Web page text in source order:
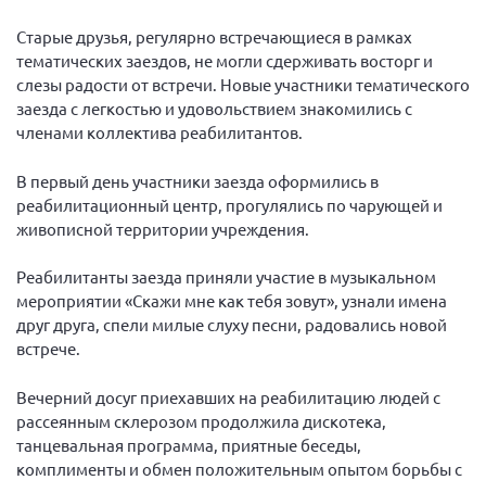
Экспертный совет ОООИБРС 2025
Конференция ОООИБРС 2024
Конференция ОООИБРС 2023
Конференция ОООИБРС 2021
Конференция ВСЭ 2021
Документы съездов
Первый съезд
Второй съезд
Третий съезд
Четвертый съезд
Пятый съезд
ОФ «Фонд содействия больным рассеянным
Старые друзья, регулярно встречающиеся в рамках
тематических заездов, не могли сдерживать восторг и
слезы радости от встречи. Новые участники тематического
заезда с легкостью и удовольствием знакомились с
членами коллектива реабилитантов.
В первый день участники заезда оформились в
реабилитационный центр, прогулялись по чарующей и
живописной территории учреждения.
Реабилитанты заезда приняли участие в музыкальном
мероприятии «Скажи мне как тебя зовут», узнали имена
друг друга, спели милые слуху песни, радовались новой
встрече.
Вечерний досуг приехавших на реабилитацию людей с
рассеянным склерозом продолжила дискотека,
танцевальная программа, приятные беседы,
комплименты и обмен положительным опытом борьбы с